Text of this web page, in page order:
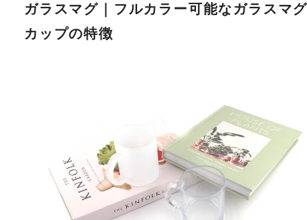
ガラスマグ｜フルカラー可能なガラスマ
カップの特徴